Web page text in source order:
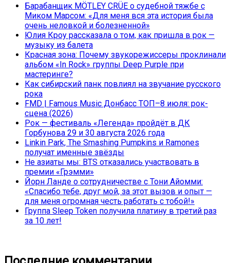
Барабанщик MÖTLEY CRÜE о судебной тяжбе с
Миком Марсом: «Для меня вся эта история была
очень неловкой и болезненной»
Юлия Кроу рассказала о том, как пришла в рок —
музыку из балета
Красная зона: Почему звукорежиссеры проклинали
альбом «In Rock» группы Deep Purple при
мастеринге?
Как сибирский панк повлиял на звучание русского
рока
FMD | Famous Music Донбасс ТОП–8 июля: рок-
сцена (2026)
Рок — фестиваль «Легенда» пройдёт в ДК
Горбунова 29 и 30 августа 2026 года
Linkin Park, The Smashing Pumpkins и Ramones
получат именные звёзды
Не азиаты мы: BTS отказались участвовать в
премии «Грэмми»
Йорн Ланде о сотрудничестве с Тони Айомми:
«Спасибо тебе, друг мой, за этот вызов и опыт —
для меня огромная честь работать с тобой!»
Группа Sleep Token получила платину в третий раз
за 10 лет!